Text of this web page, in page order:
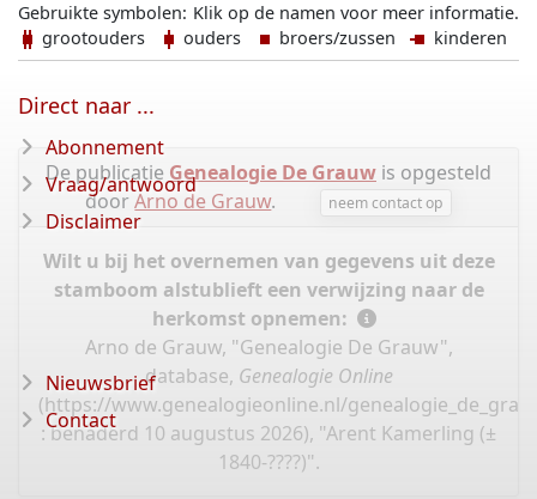
Klik op de namen voor meer informatie.
Gebruikte symbolen:
grootouders
ouders broers/zussen kinderen
De publicatie Genealogie De Grauw is opgesteld
doorArno de Grauw. neem contact op
Wilt u bij het overnemen van gegevens uit deze
stamboom alstublieft een verwijzing naar de
herkomst opnemen:
Arno de Grauw, "Genealogie De Grauw",
database, Genealogie Online
(https://www.genealogieonline.nl/
: benaderd 10 augustus 2026), "Arent Kamerling (±
1840-????)".
Direct naar ...
Abonnement
Vraag/antwoord
Disclaimer
Nieuwsbrief
Contact